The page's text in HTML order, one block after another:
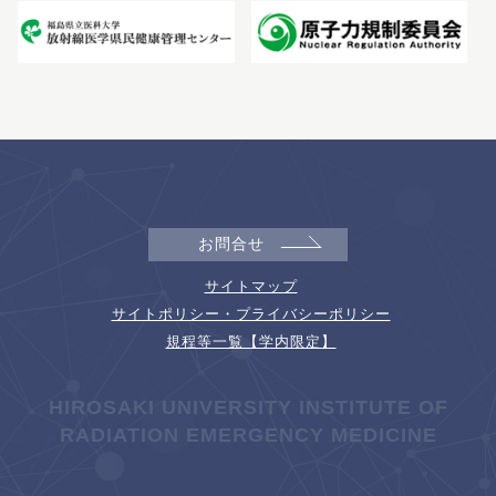
お問合せ
サイトマップ
サイトポリシー・プライバシーポリシー
規程等一覧【学内限定】
HIROSAKI UNIVERSITY INSTITUTE OF
RADIATION EMERGENCY MEDICINE